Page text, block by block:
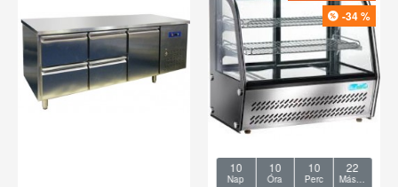
-34 %
10
Nap
10
Óra
10
Perc
22
Másodperc